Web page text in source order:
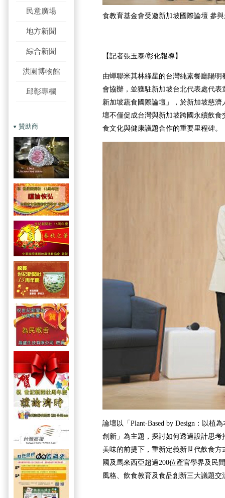
民意廣場
地方新聞
綜合新聞
洪園博物館
邱彰專欄
贊助商
食教育基金會受邀新加坡國際論壇 參
【記者張玉泰/彰化報導】
由蟬聯米其林綠星的台灣純素餐廳陽
會協辦，並獲駐新加坡台北代表處代表
新加坡蔬食國際論壇」，於新加坡慈
壇不僅促成台灣與新加坡跨國永續飲
食文化與健康議題合作的重要里程碑。
論壇以「Plant-Based by Design：以植
創新」為主題，探討如何透過設計思
美味的前提下，重新定義新世代飲食
國及馬來西亞超過200位產官學界及民
風格、飲食教育及食品創新三大議題交